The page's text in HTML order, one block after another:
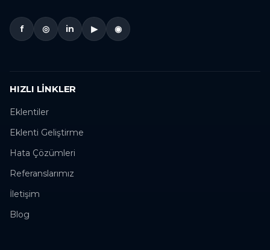
f ◎ in ▶ ◉
HIZLI LINKLER
Eklentiler
Eklenti Geliştirme
Hata Çözümleri
Referanslarımız
İletişim
Blog